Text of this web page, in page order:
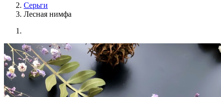
Серьги
Лесная нимфа